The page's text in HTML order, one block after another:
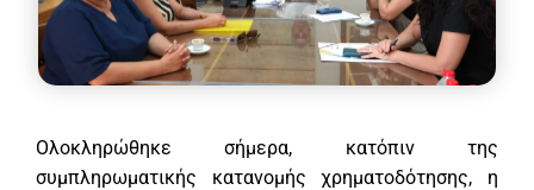
Ολοκληρώθηκε σήμερα, κατόπιν της
συμπληρωματικής κατανομής χρηματοδότησης, η